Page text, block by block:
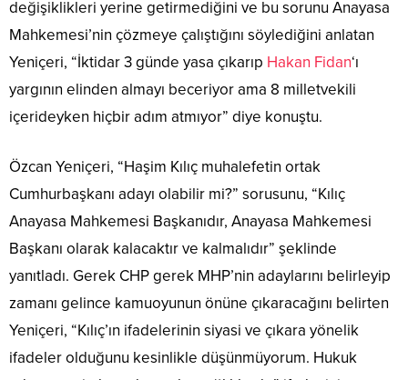
Kılıç’ın doğru ve ciddi eleştirilerde bulunduğunu dile
getiren Yeniçeri, “Göreceksiniz, yarından itibaren Kılıç’ı
linç kampanyası başlatacaklar. Hükümet ve AKP paralel
Haşim Kılıç’ın yargının yıpratılmasıyla ilgili
değerlendirmeleri de hatırlatılan Yeniçeri, “Hapistekiler
‘bizi paralel yargı mı, yasalar mı yargıladı’ diye soruyorlar.
Yargıya güvensizliği Başbakan başlatmıştır. Adaleti
çekerseniz bir devleti yıkarsınız. Adaleti göz bebeği gibi
koruması gerekenlerin başında iktidar gelmektedir” diye